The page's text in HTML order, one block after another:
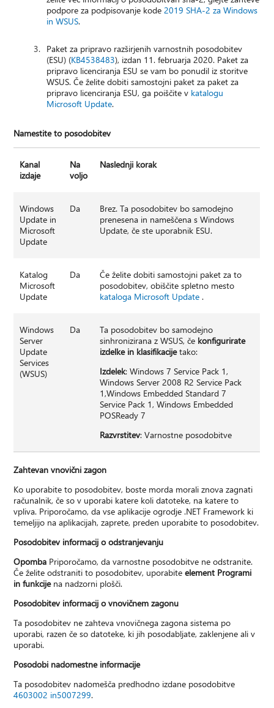
podpore za podpisovanje kode2019 SHA-2 za Windows
in WSUS.
Paket za pripravo razširjenih varnostnih posodobitev
(ESU) (KB4538483), izdan 11. februarja 2020. Paket za
pripravo licenciranja ESU se vam bo ponudil iz storitve
WSUS. Če želite dobiti samostojni paket za paket za
pripravo licenciranja ESU, ga poiščite v katalogu
Microsoft Update.
Namestite to posodobitev
Kanal
izdaje
Na
voljo
Naslednji korak
Windows
Update in
Microsoft
Update
Da
Brez. Ta posodobitev bo samodejno
prenesena in nameščena s Windows
Update, če ste uporabnik ESU.
Katalog
Microsoft
Update
Da
Če želite dobiti samostojni paket za to
posodobitev, obiščite spletno mesto
kataloga Microsoft Update .
Windows
Server
Update
Services
(WSUS)
Da
Ta posodobitev bo samodejno
sinhronizirana z WSUS, če konfigurirate
izdelke in klasifikacijetako:
Izdelek: Windows 7 Service Pack 1,
Windows Server 2008 R2 Service Pack
1,Windows Embedded Standard 7
Service Pack 1, Windows Embedded
POSReady 7
Razvrstitev: Varnostne posodobitve
Zahtevan vnovični zagon
Ko uporabite to posodobitev, boste morda morali znova zagnati
računalnik, če so v uporabi katere koli datoteke, na katere to
vpliva. Priporočamo, da vse aplikacije ogrodje .NET Framework ki
temeljijo na aplikacijah, zaprete, preden uporabite to posodobitev.
Posodobitev informacij o odstranjevanju
Opomba Priporočamo, da varnostne posodobitve ne odstranite.
Če želite odstraniti to posodobitev, uporabiteelement Programi
in funkcijena nadzorni plošči.
Posodobitev informacij o vnovičnem zagonu
Ta posodobitev ne zahteva vnovičnega zagona sistema po
uporabi, razen če so datoteke, ki jih posodabljate, zaklenjene ali v
uporabi.
Posodobi nadomestne informacije
Ta posodobitev nadomešča predhodno izdane posodobitve
4603002 in5007299.